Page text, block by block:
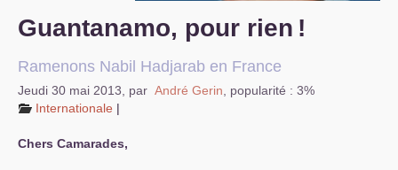
Guantanamo, pour rien !
Ramenons Nabil Hadjarab en France
Jeudi 30 mai 2013 par André Gerin
popularité : 3%
Internationale |
Chers Camarades,